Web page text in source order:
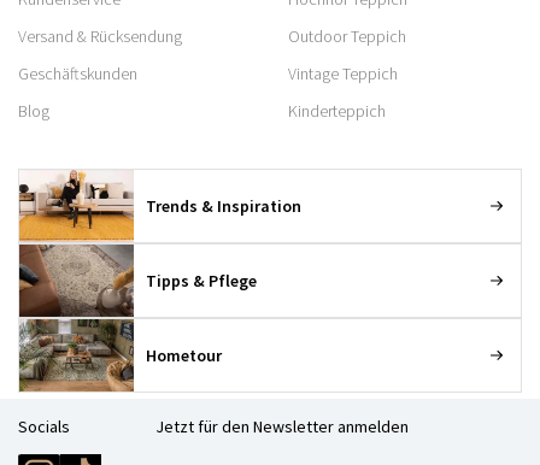
Versand & Rücksendung
Geschäftskunden
Blog
Outdoor Teppich
Vintage Teppich
Kinderteppich
Trends & Inspiration
Tipps & Pflege
Hometour
Socials Jetzt für den Newsletter anmelden